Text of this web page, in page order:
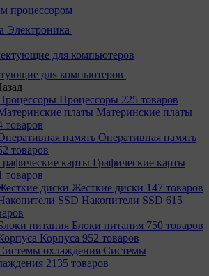
процессором
Электроника
для компьютеров
Процессоры 225 товаров
Материнcкие платы
товаров
Оперативная память
товаров
Графические карты
товаров
Жесткие диски 147 товаров
Накопители SSD 615
Блоки питания 750 товаров
Корпуса 952 товаров
Системы
2135 товаров